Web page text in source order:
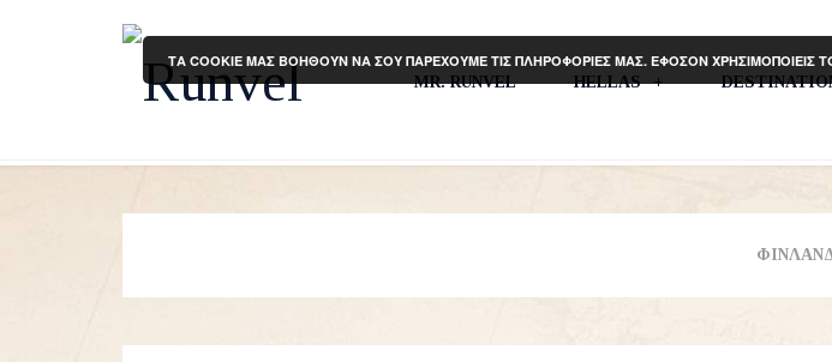
MR. RUNVEL HELLAS
ΤΑ COOKIE ΜΑΣ ΒΟΗΘΟΥΝ ΝΑ ΣΟΥ ΠΑΡΕΧΟΥΜΕ ΤΙΣ ΠΛΗΡΟΦΟΡΙΕΣ ΜΑΣ. ΕΦΟΣΟΝ ΧΡΗΣΙΜΟΠΟΙΕΙΣ